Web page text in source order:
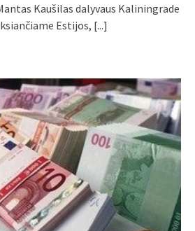
Kaušilas dalyvaus Kaliningrade
Estijos, [...]